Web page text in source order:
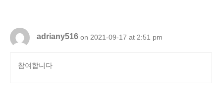
adriany516 on 2021-09-17 at 2:51 pm
참여합니다